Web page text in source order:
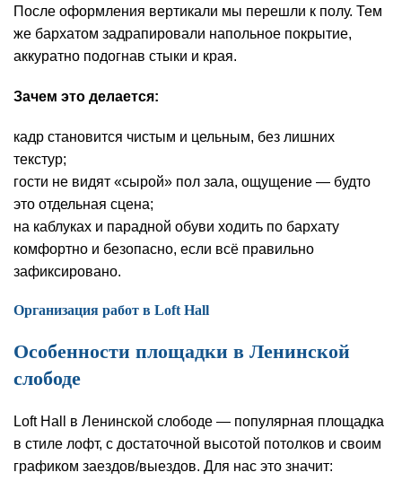
После оформления вертикали мы перешли к полу. Тем
же бархатом задрапировали напольное покрытие,
аккуратно подогнав стыки и края.
Зачем это делается:
кадр становится чистым и цельным, без лишних
текстур;
гости не видят «сырой» пол зала, ощущение — будто
это отдельная сцена;
на каблуках и парадной обуви ходить по бархату
комфортно и безопасно, если всё правильно
зафиксировано.
Организация работ в Loft Hall
Особенности площадки в Ленинской
слободе
Loft Hall в Ленинской слободе — популярная площадка
в стиле лофт, с достаточной высотой потолков и своим
графиком заездов/выездов. Для нас это значит: